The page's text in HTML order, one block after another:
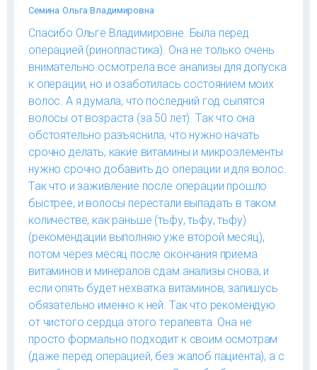
Семина Ольга Владимировна
Спасибо Ольге Владимировне. Была перед
операцией (ринопластика). Она не только очень
внимательно осмотрела все анализы для допуска
к операции, но и озаботилась состоянием моих
волос. А я думала, что последний год сыпятся
волосы от возраста (за 50 лет). Так что она
обстоятельно разъяснила, что нужно начать
срочно делать, какие витамины и микроэлементы
нужно срочно добавить до операции и для волос.
Так что и заживление после операции прошло
быстрее, и волосы перестали выпадать в таком
количестве, как раньше (тьфу, тьфу, тьфу)
(рекомендации выполняю уже второй месяц),
потом через месяц после окончания приема
витаминов и минералов сдам анализы снова, и
если опять будет нехватка витаминов, запишусь
обязательно именно к ней. Так что рекомендую
от чистого сердца этого терапевта. Она не
просто формально подходит к своим осмотрам
(даже перед операцией, без жалоб пациента), а с